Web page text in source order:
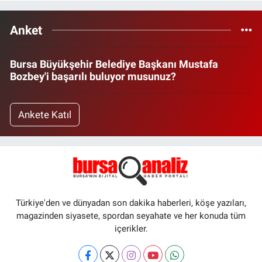
Anket
Bursa Büyükşehir Belediye Başkanı Mustafa
Bozbey'i başarılı buluyor musunuz?
Ankete Katıl
Türkiye'den ve dünyadan son dakika haberleri, köşe yazıları,
magazinden siyasete, spordan seyahate ve her konuda tüm
içerikler.